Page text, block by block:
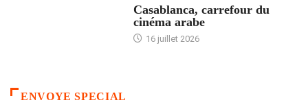
Casablanca, carrefour du
cinéma arabe
16 juillet 2026
ENVOYE SPECIAL